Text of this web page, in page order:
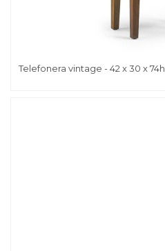
Telefonera vintage - 42 x 30 x 74h